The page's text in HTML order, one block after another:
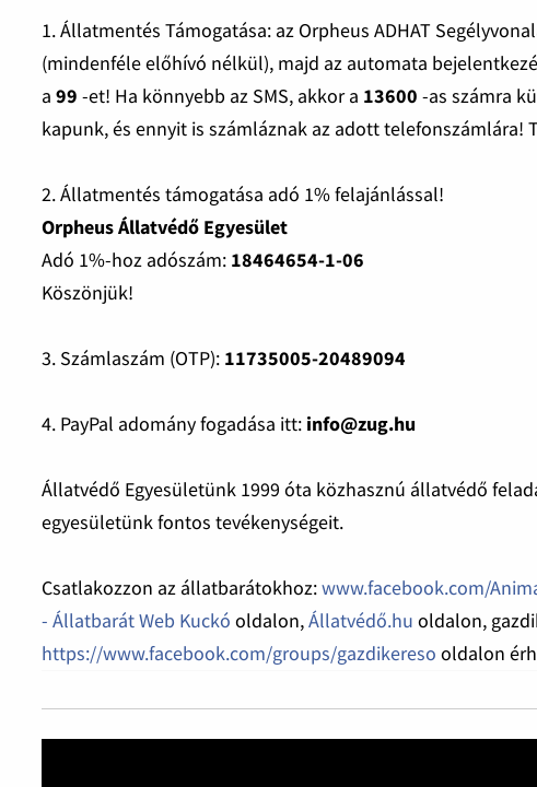
1. Állatmentés Támogatása: az Orpheus ADHAT
(mindenféle előhívó nélkül), majd az automata
a99 -et! Ha könnyebb az SMS, akkor a 13600 -as számra
kapunk, és ennyit is számláznak az adott
2. Állatmentés támogatása adó 1% felajánlással!
Orpheus Állatvédő Egyesület
Adó 1%-hoz adószám: 18464654-1-06
Köszönjük!
3. Számlaszám (OTP): 11735005-20489094
4. PayPal adomány fogadása itt: info@zug.hu
Állatvédő Egyesületünk 1999 óta közhasznú állatvédő
egyesületünk fontos tevékenységeit.
Csatlakozzon az állatbarátokhoz:www.facebook.com/
- Állatbarát Web Kuckó oldalon,Állatvédő.hu oldalon,
https://www.facebook.com/groups/gazdikereso oldalon